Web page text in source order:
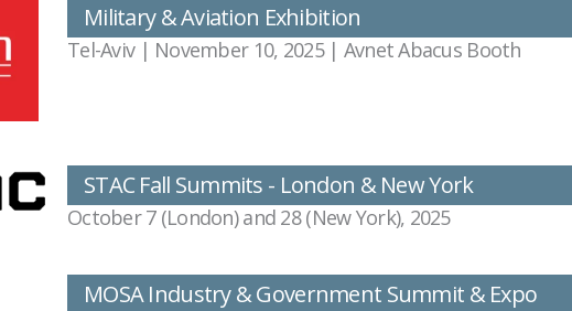
Military & Aviation Exhibition
Tel-Aviv | November 10, 2025 | Avnet Abacus Booth
STAC Fall Summits - London & New York
October 7 (London) and 28 (New York), 2025
MOSA Industry & Government Summit & Expo